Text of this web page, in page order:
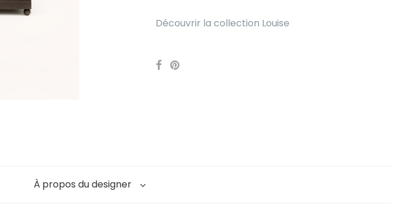
Découvrir la collection Louise
À propos du designer